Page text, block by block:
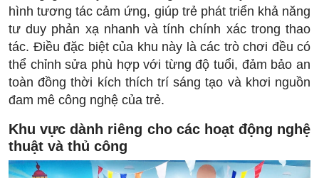
hình tương tác cảm ứng, giúp trẻ phát triển khả năng
tư duy phản xạ nhanh và tính chính xác trong thao
tác. Điều đặc biệt của khu này là các trò chơi đều có
thể chỉnh sửa phù hợp với từng độ tuổi, đảm bảo an
toàn đồng thời kích thích trí sáng tạo và khơi nguồn
đam mê công nghệ của trẻ.
Khu vực dành riêng cho các hoạt động nghệ
thuật và thủ công